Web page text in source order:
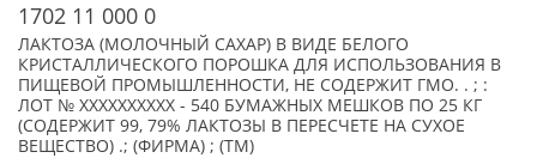
1702 11 000 0
ЛАКТОЗА (МОЛОЧНЫЙ САХАР) В ВИДЕ БЕЛОГО
КРИСТАЛЛИЧЕСКОГО ПОРОШКА ДЛЯ ИСПОЛЬЗОВАНИЯ В
ПИЩЕВОЙ ПРОМЫШЛЕННОСТИ, НЕ СОДЕРЖИТ ГМО. . ; :
ЛОТ № XXXXXXXXXX - 540 БУМАЖНЫХ МЕШКОВ ПО 25 КГ
(СОДЕРЖИТ 99, 79% ЛАКТОЗЫ В ПЕРЕСЧЕТЕ НА СУХОЕ
ВЕЩЕСТВО) .; (ФИРМА) ; (TM)